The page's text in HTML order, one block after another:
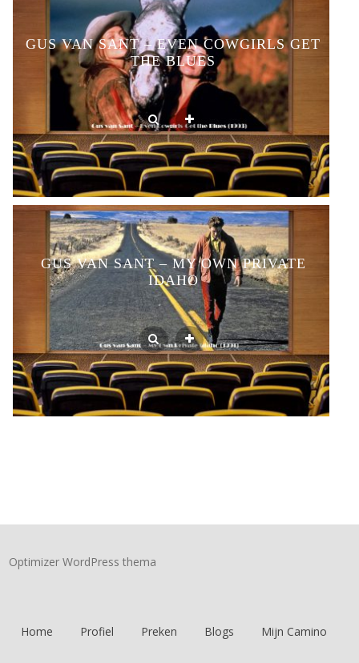
GUS VAN SANT – EVEN COWGIRLS GET
THE BLUES
GUS VAN SANT – MY OWN PRIVATE
IDAHO
Optimizer WordPress thema
Home Profiel Preken Blogs Mijn Camino